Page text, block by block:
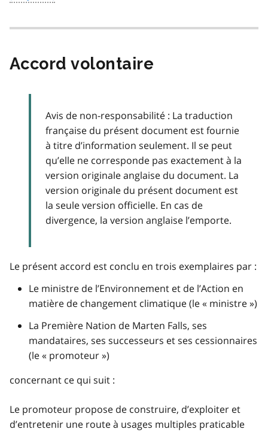
Accord volontaire
Avis de non-responsabilité : La traduction
française du présent document est fournie
à titre d’information seulement. Il se peut
qu’elle ne corresponde pas exactement à la
version originale anglaise du document. La
version originale du présent document est
la seule version officielle. En cas de
divergence, la version anglaise l’emporte.
Le présent accord est conclu en trois exemplaires par :
Le ministre de l’Environnement et de l’Action en
matière de changement climatique (le « ministre »)
La Première Nation de Marten Falls, ses
mandataires, ses successeurs et ses cessionnaires
(le « promoteur »)
concernant ce qui suit :
Le promoteur propose de construire, d’exploiter et
d’entretenir une route à usages multiples praticable